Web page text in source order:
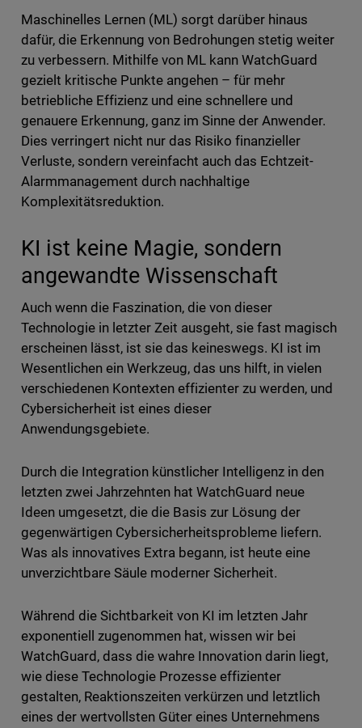
Maschinelles Lernen (ML) sorgt darüber hinaus
dafür, die Erkennung von Bedrohungen stetig weiter
zu verbessern. Mithilfe von ML kann WatchGuard
gezielt kritische Punkte angehen – für mehr
betriebliche Effizienz und eine schnellere und
genauere Erkennung, ganz im Sinne der Anwender.
Dies verringert nicht nur das Risiko finanzieller
Verluste, sondern vereinfacht auch das Echtzeit-
Alarmmanagement durch nachhaltige
Komplexitätsreduktion.
KI ist keine Magie, sondern
angewandte Wissenschaft
Auch wenn die Faszination, die von dieser
Technologie in letzter Zeit ausgeht, sie fast magisch
erscheinen lässt, ist sie das keineswegs. KI ist im
Wesentlichen ein Werkzeug, das uns hilft, in vielen
verschiedenen Kontexten effizienter zu werden, und
Cybersicherheit ist eines dieser
Anwendungsgebiete.
Durch die Integration künstlicher Intelligenz in den
letzten zwei Jahrzehnten hat WatchGuard neue
Ideen umgesetzt, die die Basis zur Lösung der
gegenwärtigen Cybersicherheitsprobleme liefern.
Was als innovatives Extra begann, ist heute eine
unverzichtbare Säule moderner Sicherheit.
Während die Sichtbarkeit von KI im letzten Jahr
exponentiell zugenommen hat, wissen wir bei
WatchGuard, dass die wahre Innovation darin liegt,
wie diese Technologie Prozesse effizienter
gestalten, Reaktionszeiten verkürzen und letztlich
eines der wertvollsten Güter eines Unternehmens